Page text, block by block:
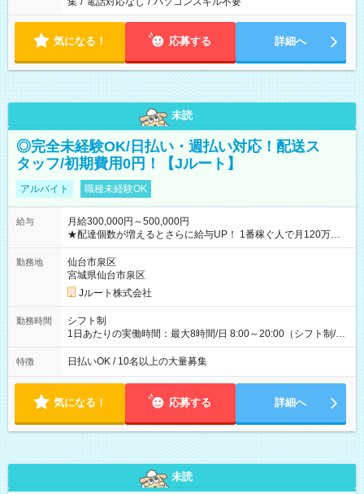
気になる！ 応募する 詳細へ
未読
◎完全未経験OK/日払い・週払い対応！配送ス
タッフ/初期費用0円！【Jルート】
アルバイト 職種未経験OK
給与
月給300,000円～500,000円
★配達個数が増えるとさらに給与UP！ 1番稼ぐ人で月120万ほ
ど！ ・主要都市エリア 月収55万円／週5日稼働 月収65万~112
万円／週6日稼働 ・地方郊外エリア 月収40万円／週5日稼働 月
収40万円~50万円／週6日稼働 ＜モデルイメージ＞ ■月収50万
円 (27歳男性/江東区在住)※元建築関係 1日150個配達×25日勤務
(日休み) ■月収80万円(43歳男性/墨田区在住)※元営業 1日200個
勤務地
仙台市泉区
宮城県仙台市泉区
Jルート株式会社
勤務時間
シフト制
1日あたりの実働時間：最大8時間/日 8:00～20:00（シフト制/実
働8時間） ※週5日勤務（場所次第では週4も有り） ※配達状況
によって時間外での勤務可能性有り ※案件により多少の前後あ
特徴 日払いOK / 10名以上の大量募集
気になる！ 応募する 詳細へ
未読